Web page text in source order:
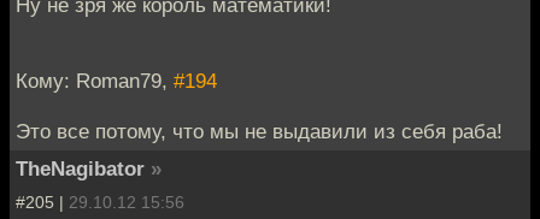
Ну не зря же король математики!
Кому: Roman79, #194
Это все потому, что мы не выдавили из себя раба!
TheNagibator »
#205 | 29.10.12 15:56